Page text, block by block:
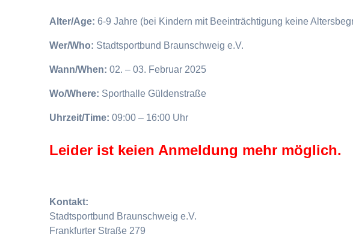
Alter/Age:6-9 Jahre (bei Kindern mit Beeinträchtigung keine
Wer/Who: Stadtsportbund Braunschweig e.V.
Wann/When:02. – 03. Februar 2025
Wo/Where: Sporthalle Güldenstraße
Uhrzeit/Time:09:00 – 16:00 Uhr
Leider ist keien Anmeldung mehr möglich.
Kontakt:
Stadtsportbund Braunschweig e.V.
Frankfurter Straße 279